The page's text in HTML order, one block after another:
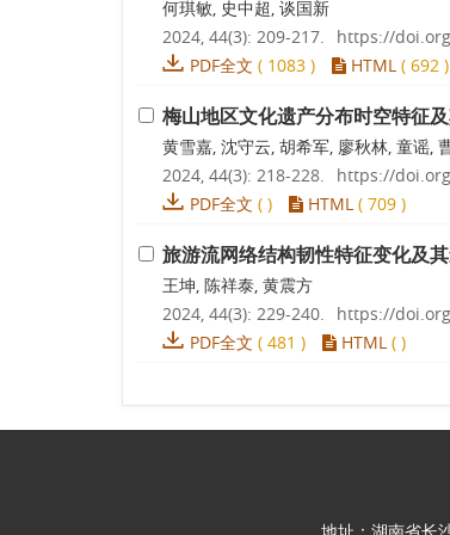
何琪敏, 史中超, 谈国新
2024, 44(3): 209-217.
https://
PDF全文 ( 1083 ) HTML ( 692 )
梅山地区文化遗产分布时空特征
黄雪嘉, 沈守云, 胡希军, 廖秋林, 童谣,
2024, 44(3): 218-228.
https://
PDF全文 ( ) HTML ( 709 )
旅游流网络结构韧性特征变化及
王坤, 陈祥泰, 黄震方
2024, 44(3): 229-240.
https://
PDF全文 ( 481 ) HTML ( )